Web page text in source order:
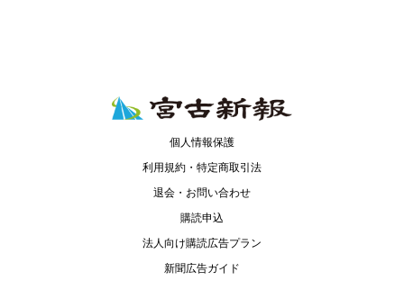
個人情報保護
利用規約・特定商取引法
退会・お問い合わせ
購読申込
法人向け購読広告プラン
新聞広告ガイド